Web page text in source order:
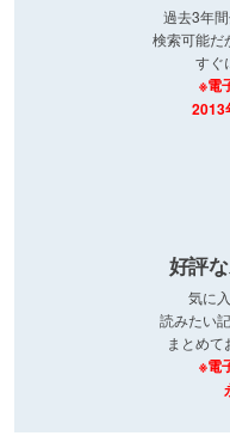
過去3年
検索可能だ
すぐ
※電
2013
好評
気に
読みたい
まとめて
※電